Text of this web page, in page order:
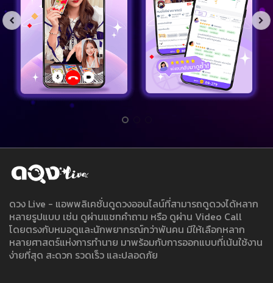
ดวง Live - แอพพลิเคชั่นดูดวงออนไลน์ที่สามารถดูดวงได้หลาก
หลายรูปแบบ เช่น ดูผ่านแชทคำถาม หรือ ดูผ่าน Video Call
โดยตรงกับหมอดูและนักพยากรณ์กว่าพันคน มีให้เลือกหลาก
หลายศาสตร์แห่งการทำนาย มาพร้อมกับการออกแบบที่เน้นใช้งาน
ง่ายที่สุด สะดวก รวดเร็ว และปลอดภัย